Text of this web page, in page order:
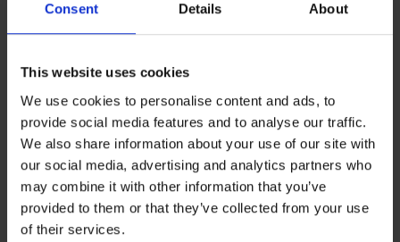
Consent Details About
This website uses cookies
We use cookies to personalise content and ads, to
provide social media features and to analyse our traffic.
We also share information about your use of our site with
our social media, advertising and analytics partners who
may combine it with other information that you’ve
provided to them or that they’ve collected from your use
of their services.
Kiárusítás -30%